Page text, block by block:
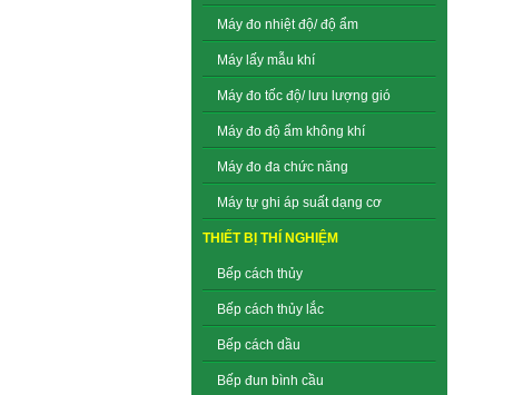
Máy đo nhiệt độ/ độ ẩm
Máy lấy mẫu khí
Máy đo tốc độ/ lưu lượng gió
Máy đo độ ẩm không khí
Máy đo đa chức năng
Máy tự ghi áp suất dạng cơ
THIẾT BỊ THÍ NGHIỆM
Bếp cách thủy
Bếp cách thủy lắc
Bếp cách dầu
Bếp đun bình cầu